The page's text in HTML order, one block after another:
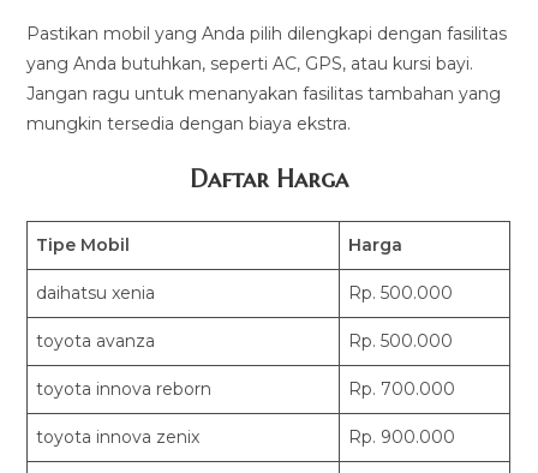
Pastikan mobil yang Anda pilih dilengkapi dengan fasilitas
yang Anda butuhkan, seperti AC, GPS, atau kursi bayi.
Jangan ragu untuk menanyakan fasilitas tambahan yang
mungkin tersedia dengan biaya ekstra.
Daftar Harga
Tipe Mobil Harga
daihatsu xenia Rp. 500.000
toyota avanza Rp. 500.000
toyota innova reborn Rp. 700.000
toyota innova zenix Rp. 900.000